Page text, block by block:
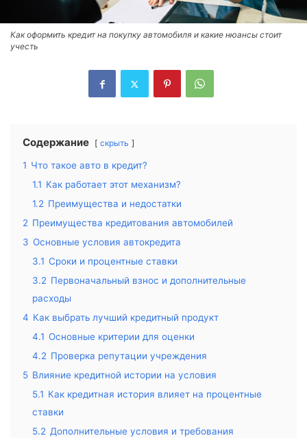
Как оформить кредит на покупку автомобиля и какие нюансы стоит
учесть
Содержание скрыть
1 Что такое авто в кредит?
1.1 Как работает этот механизм?
1.2 Преимущества и недостатки
2 Преимущества кредитования автомобилей
3 Основные условия автокредита
3.1 Сроки и процентные ставки
3.2 Первоначальный взнос и дополнительные
расходы
4 Как выбрать лучший кредитный продукт
4.1 Основные критерии для оценки
4.2 Проверка репутации учреждения
5 Влияние кредитной истории на условия
5.1 Как кредитная история влияет на процентные
ставки
5.2 Дополнительные условия и требования